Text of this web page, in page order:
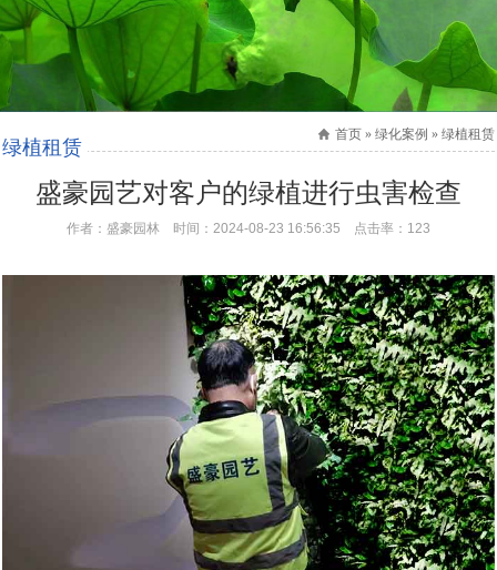
绿植租赁
首页 » 绿化案例 » 绿植租赁
盛豪园艺对客户的绿植进行虫害检查
作者：盛豪园林 时间：2024-08-23 16:56:35 点击率： 123